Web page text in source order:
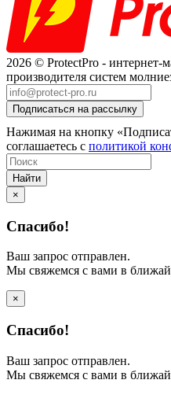
2026 © ProtectPro - интернет-
производителя систем
Нажимая на кнопку
соглашаетесь с политикой
Найти
×
Спасибо!
Ваш запрос отправлен.
Мы свяжемся с вами в
×
Спасибо!
Ваш запрос отправлен.
Мы свяжемся с вами в